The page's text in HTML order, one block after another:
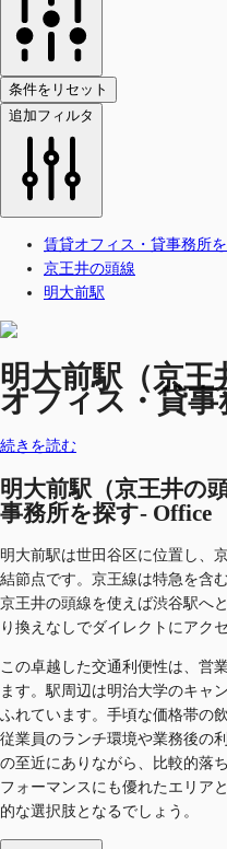
条件をリセット
追加フィルタ
賃貸オフィス・貸事務所
京王井の頭線
明大前駅
明大前駅（京王
オフィス・貸
続きを読む
明大前駅（京王井の
事務所を探す- Office
明大前駅は世田谷区に位置し、
結節点です。京王線は特急を含
京王井の頭線を使えば渋谷駅へ
り換えなしでダイレクトにアク
この卓越した交通利便性は、営
ます。駅周辺は明治大学のキャ
ふれています。手頃な価格帯の
従業員のランチ環境や業務後の
の至近にありながら、比較的落
フォーマンスにも優れたエリア
的な選択肢となるでしょう。